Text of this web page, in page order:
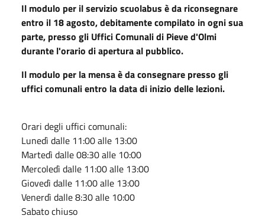
Il modulo per il servizio scuolabus è da riconsegnare
entro il 18 agosto, debitamente compilato in ogni sua
parte, presso gli Uffici Comunali di Pieve d'Olmi
durante l'orario di apertura al pubblico.
Il modulo per la mensa è da consegnare presso gli
uffici comunali entro la data di inizio delle lezioni.
Orari degli uffici comunali:
Lunedì dalle 11:00 alle 13:00
Martedì dalle 08:30 alle 10:00
Mercoledì dalle 11:00 alle 13:00
Giovedì dalle 11:00 alle 13:00
Venerdì dalle 8:30 alle 10:00
Sabato chiuso